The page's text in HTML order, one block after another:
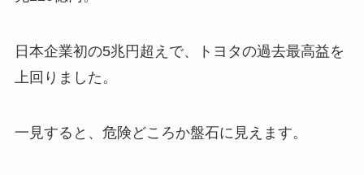
日本企業初の5兆円超えで、トヨタの過去最高益を
上回りました。
一見すると、危険どころか盤石に見えます。